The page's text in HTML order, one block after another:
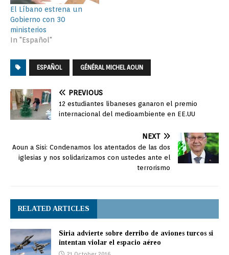
El Líbano estrena un
Gobierno con 30
ministerios
In "Español"
ESPAÑOL GÉNÉRAL MICHEL AOUN
PREVIOUS
12 estudiantes libaneses ganaron el premio
internacional del medioambiente en EE.UU
NEXT
Aoun a Sisi: Condenamos los atentados de las dos
iglesias y nos solidarizamos con ustedes ante el
terrorismo
RELATED ARTICLES
Siria advierte sobre derribo de aviones turcos si
intentan violar el espacio aéreo